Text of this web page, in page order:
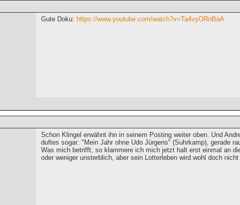
Gute Doku: https://www.youtube.com/watch?v=Ta4vyORnBaA
Schon Klingel erwähnt ihn in seinem Posting weiter oben. Und
duftes sogar: "Mein Jahr ohne Udo Jürgens" (Suhrkamp), gerade
Was mich betrifft, so klammere ich mich jetzt halt erst einmal an
oder weniger unsterblich, aber sein Lotterleben wird wohl doch